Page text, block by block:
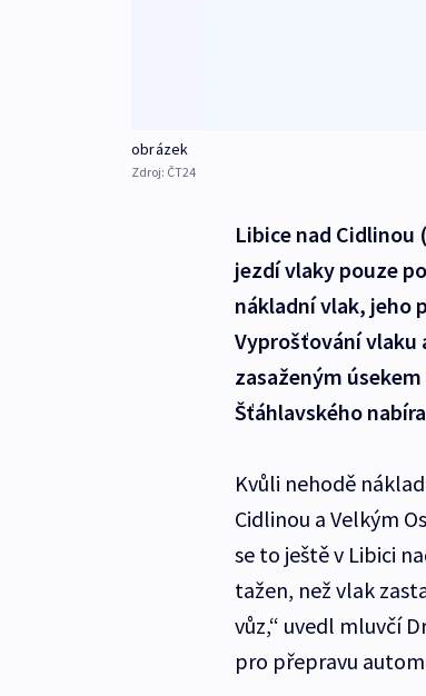
obrázek
Zdroj: ČT24
Libice nad Cidlinou
jezdí vlaky pouze
nákladní vlak, jeho
Vyprošťování vlaku
zasaženým
Šťáhlavského
Kvůli nehodě
Cidlinou a Velkým
se to ještě v Libici
tažen, než vlak
vůz,“ uvedl mluvčí
pro přepravu